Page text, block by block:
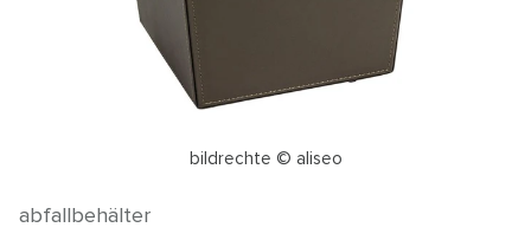
bildrechte © aliseo
abfallbehälter